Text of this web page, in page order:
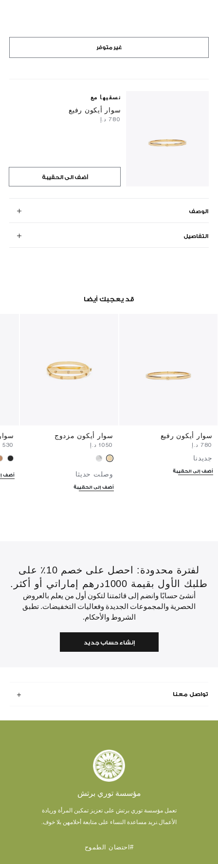
غير متوفر
نسقيها مع
سوار أيكون رفيع
أضف الى الحقيبة
الوصف
التفاصيل
قد يعجبك أيضا
سوار أيكون رفيع
جديدنا
أضف إلى الحقيبة
سوار أيكون مزدوج
وصلت حديثا
أضف إلى الحقيبة
أضف
لفترة محدودة: احصل على خصم 10٪ على
طلبك الأول بقيمة 1000درهم إماراتي أو أكثر.
أنشئ حسابًا وانضم إلى قائمتنا لتكون أول من يعلم بالعروض
الحصرية والمجموعات الجديدة وفعاليات التخفيضات. تطبق
الشروط والأحكام.
إنشاء حساب جديد
تواصل معنا
مؤسسة توري برتش
تعمل مؤسسة توري برتش على تعزيز تمكين المرأة وريادة
الأعمال. نريد مساعدة النساء على متابعة أحلامهن بلا خوف.
#احتضان الطموح